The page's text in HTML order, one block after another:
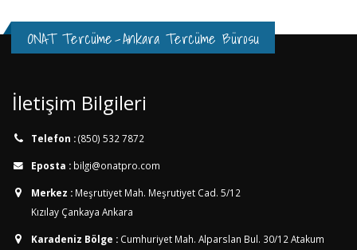
ONAT Tercüme-Ankara Tercüme Bürosu
İletişim Bilgileri
Telefon :(850) 532 7872
Eposta : bilgi@onatpro.com
Merkez : Meşrutiyet Mah. Meşrutiyet Cad. 5/12
Kızılay Çankaya Ankara
Karadeniz Bölge : Cumhuriyet Mah. Alparslan Bul. 30/12 Atakum